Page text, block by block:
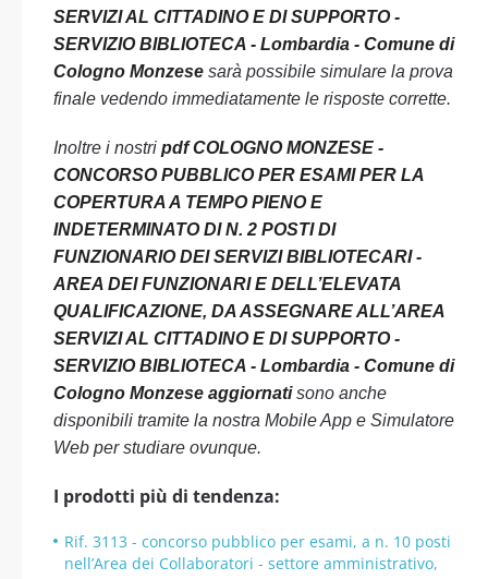
SERVIZI AL CITTADINO E DI SUPPORTO -
SERVIZIO BIBLIOTECA - Lombardia - Comune di
Cologno Monzese sarà possibile simulare la prova
finale vedendo immediatamente le risposte corrette.
Inoltre i nostri pdf COLOGNO MONZESE -
CONCORSO PUBBLICO PER ESAMI PER LA
COPERTURA A TEMPO PIENO E
INDETERMINATO DI N. 2 POSTI DI
FUNZIONARIO DEI SERVIZI BIBLIOTECARI -
AREA DEI FUNZIONARI E DELL’ELEVATA
QUALIFICAZIONE, DA ASSEGNARE ALL’AREA
SERVIZI AL CITTADINO E DI SUPPORTO -
SERVIZIO BIBLIOTECA - Lombardia - Comune di
Cologno Monzese aggiornatisono anche
disponibili tramite la nostra Mobile App e Simulatore
Web per studiare ovunque.
I prodotti più di tendenza:
Rif. 3113 - concorso pubblico per esami, a n. 10 posti
nell’Area dei Collaboratori - settore amministrativo,